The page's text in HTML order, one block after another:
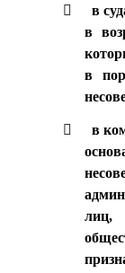

в
в
в

в
лиц,